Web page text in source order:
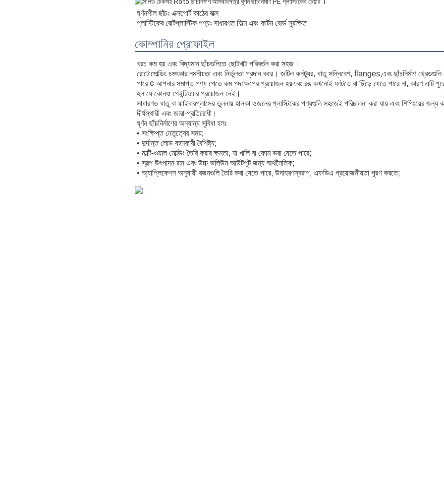
ঘূর্ণনশীল ছাঁচঃ এক্সপোর্ট কাঠের বাক্স
প্লাস্টিকের রোটপ্লাস্টিক পণ্যঃ সাধারণত ফিল্ম এবং কার্টন বোর্ড সুরক্ষিত
কোম্পানির প্রোফাইল
খরচ কম হয় এবং বিদ্যমান ছাঁচগুলিতে ছোটখাট পরিবর্তন করা সহজ।
রোটোমোল্ডিং চমৎকার নমনীয়তা এবং নির্ভুলতা প্রদান করে। জটিল কনট্যুর, ধাতু সন্নিবেশ, flanges,এবং ছাঁচনির্মাণ থ্রেডগুলি
পারে ¢ আপনার সমাপ্ত পণ্য পেতে কম পদক্ষেপের প্রয়োজন হয়এবং রঙ কখনোই ফাটতে বা ছিঁড়ে যেতে পারে না, কারণ এটি
হল যে কোনও পেইন্টিংয়ের প্রয়োজন নেই।
সাধারণত ধাতু বা ফাইবারগ্লাসের তুলনায় হালকা ওজনের প্লাস্টিকের পণ্যগুলি সহজেই পরিচালনা করা যায় এবং শিপিংয়ের
দীর্ঘস্থায়ী এবং জারা-প্রতিরোধী।
ঘূর্ণন ছাঁচনির্মাণের অন্যান্য সুবিধা হলঃ
• সংক্ষিপ্ত নেতৃত্বের সময়;
• দুর্দান্ত লোড বহনকারী বৈশিষ্ট্য;
• মাল্টি-ওয়াল মোল্ডিং তৈরি করার ক্ষমতা, যা খালি বা ফোম ভরা যেতে পারে;
• স্বল্প উৎপাদন রান এবং উচ্চ ভলিউম আউটপুট জন্য অর্থনৈতিক;
• অ্যাপ্লিকেশন অনুযায়ী রজনগুলি তৈরি করা যেতে পারে, উদাহরণস্বরূপ, এফডিএ প্রয়োজনীয়তা পূরণ করতে;